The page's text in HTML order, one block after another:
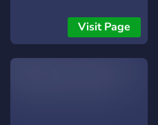
Événements, concours et
défis communautaires
(avec notre propre contenu,
guides complet, astuces
etc) - Speedstorm -
Visit Page